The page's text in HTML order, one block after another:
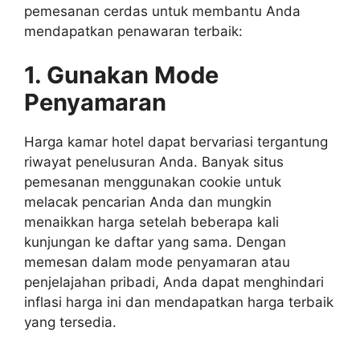
pemesanan cerdas untuk membantu Anda
mendapatkan penawaran terbaik:
1. Gunakan Mode
Penyamaran
Harga kamar hotel dapat bervariasi tergantung
riwayat penelusuran Anda. Banyak situs
pemesanan menggunakan cookie untuk
melacak pencarian Anda dan mungkin
menaikkan harga setelah beberapa kali
kunjungan ke daftar yang sama. Dengan
memesan dalam mode penyamaran atau
penjelajahan pribadi, Anda dapat menghindari
inflasi harga ini dan mendapatkan harga terbaik
yang tersedia.